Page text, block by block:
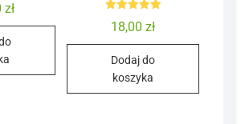
zł
5.00
18,00 zł
Dodaj do
koszyka